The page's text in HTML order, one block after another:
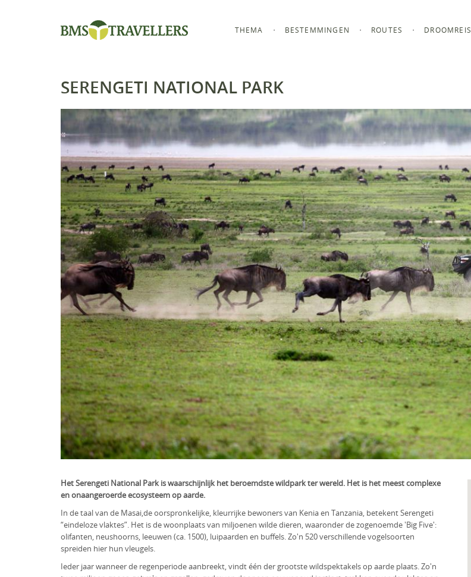
THEMA BESTEMMINGEN ROUTES DROOMREIS
SERENGETI NATIONAL PARK
Het Serengeti National Park is waarschijnlijk het beroemdste wildpark ter wereld. Het is het meest complexe
en onaangeroerde ecosysteem op aarde.
In de taal van de Masai,de oorspronkelijke, kleurrijke bewoners van Kenia en Tanzania, betekent Serengeti
“eindeloze vlaktes”. Het is de woonplaats van miljoenen wilde dieren, waaronder de zogenoemde 'Big Five':
olifanten, neushoorns, leeuwen (ca. 1500), luipaarden en buffels. Zo'n 520 verschillende vogelsoorten
spreiden hier hun vleugels.
Ieder jaar wanneer de regenperiode aanbreekt, vindt één der grootste wildspektakels op aarde plaats. Zo'n